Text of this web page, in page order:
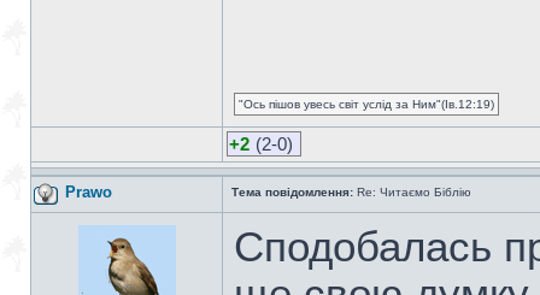
"Ось пішов увесь світ услід за Ним"(Ів.12:19)
+2 (2-0)
Prawo Тема повідомлення: Re: Читаємо Біблію
Сподобалась